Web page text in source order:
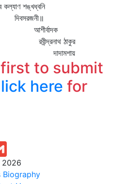
ঠাকুর
first to submit
here for
Biography